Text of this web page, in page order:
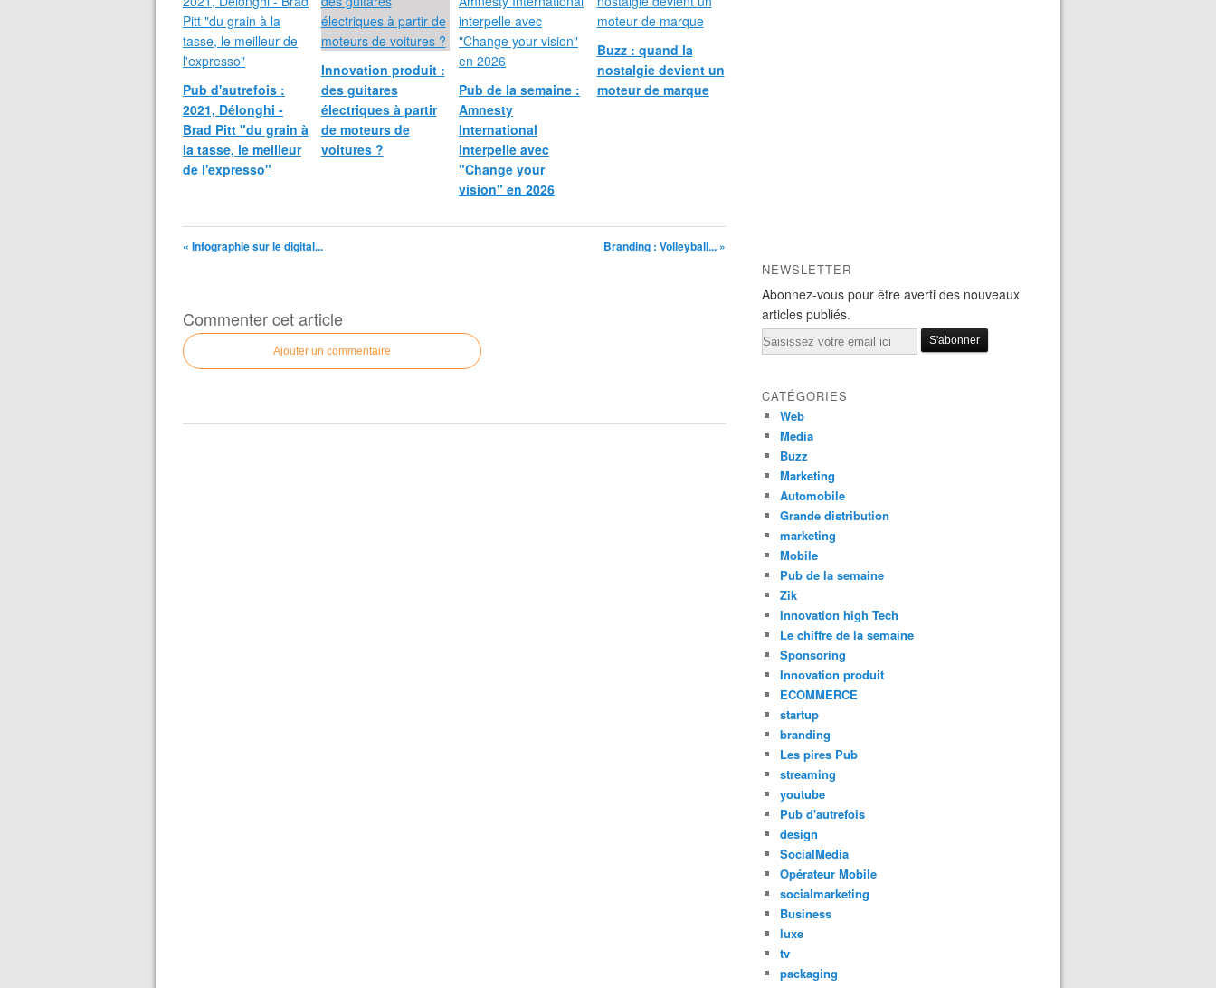
Pub d'autrefois :
2021, Délonghi -
Brad Pitt "du grain à
la tasse, le meilleur
de l'expresso"
Innovation produit :
des guitares
électriques à partir
de moteurs de
voitures ?
Pub de la semaine :
Amnesty
International
interpelle avec
"Change your
vision" en 2026
Buzz : quand la
nostalgie devient un
moteur de marque
« Infographie sur le digital... Branding : Volleyball... »
Commenter cet article
Ajouter un commentaire
NEWSLETTER
Abonnez-vous pour être averti des nouveaux
articles publiés.
Email
CATÉGORIES
Web
Media
Buzz
Marketing
Automobile
Grande distribution
marketing
Mobile
Pub de la semaine
Zik
Innovation high Tech
Le chiffre de la semaine
Sponsoring
Innovation produit
ECOMMERCE
startup
branding
Les pires Pub
streaming
youtube
Pub d'autrefois
design
SocialMedia
Opérateur Mobile
socialmarketing
Business
luxe
tv
packaging